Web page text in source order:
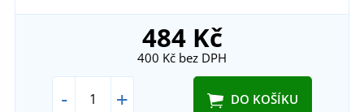
484 Kč
400 Kč bez DPH
- + DO KOŠÍKU